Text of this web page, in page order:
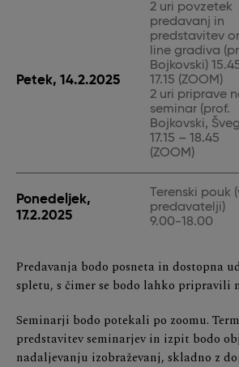
Petek, 14.2.2025
2 uri povzetek
predavanj in
predstavitev
line gradiva
Bojkovski)
17.15 (ZOOM)
2 uri priprave
seminar (prof.
Bojkovski,
17.15 – 18.45
(ZOOM)
Ponedeljek,
17.2.2025
Terenski pouk
predavatelji)
9.00-18.00
Predavanja bodo posneta in dostopna
spletu, s čimer se bodo lahko pripravili
Seminarji bodo potekali po zoomu.
predstavitev seminarjev in izpit bodo
nadaljevanju izobraževanj, skladno z